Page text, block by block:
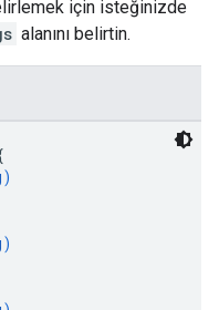
için isteğinizde
alanını belirtin.
)
)